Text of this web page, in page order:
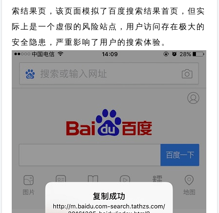
索结果页，该页面模拟了百度搜索结果首页，但实
际上是一个虚假的风险站点，用户访问存在极大的
安全隐患，严重影响了用户的搜索体验。